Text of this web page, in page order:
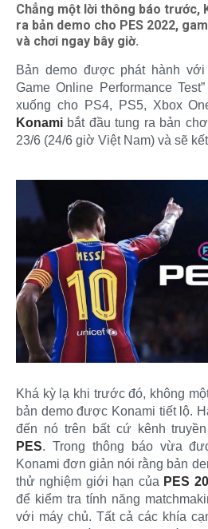
Chẳng một lời thông báo trước,
ra bản demo cho PES 2022,
và chơi ngay bây giờ.
Bản demo được phát hành với
Game Online Performance
xuống cho PS4, PS5, Xbox
Konami bắt đầu tung ra bản
23/6 (24/6 giờ Việt Nam) và sẽ
Khá kỳ lạ khi trước đó, không
bản demo được Konami tiết lộ.
đến nó trên bất cứ kênh
PES. Trong thông báo vừa
Konami đơn giản nói rằng bản
thử nghiệm giới hạn của PES
để kiểm tra tính năng
với máy chủ. Tất cả các khía